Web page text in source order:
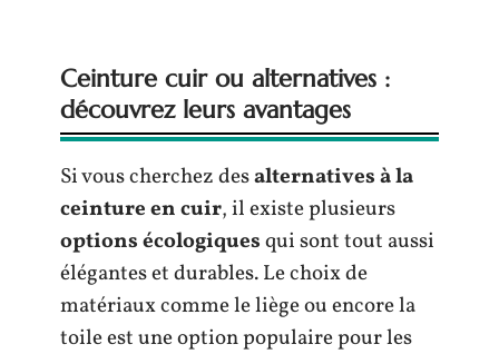
Ceinture cuir ou alternatives :
découvrez leurs avantages
Si vous cherchez desalternatives à la
ceinture en cuir, il existe plusieurs
options écologiquesqui sont tout aussi
élégantes et durables. Le choix de
matériaux comme le liège ou encore la
toile est une option populaire pour les